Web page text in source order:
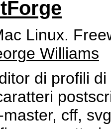
Linux.
Williams
di profili
master, cff,